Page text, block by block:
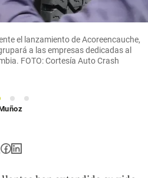
el lanzamiento de Acoreencauche,
a las empresas dedicadas al
FOTO: Cortesía Auto Crash
1 2
3